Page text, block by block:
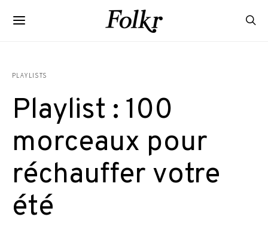
PLAYLISTS
Playlist : 100
morceaux pour
réchauffer votre
été